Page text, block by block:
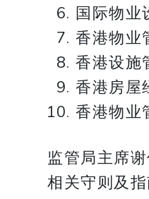
国际物业
香港物业
香港设施
香港房屋
香港物业
监管局主席
相关守则及